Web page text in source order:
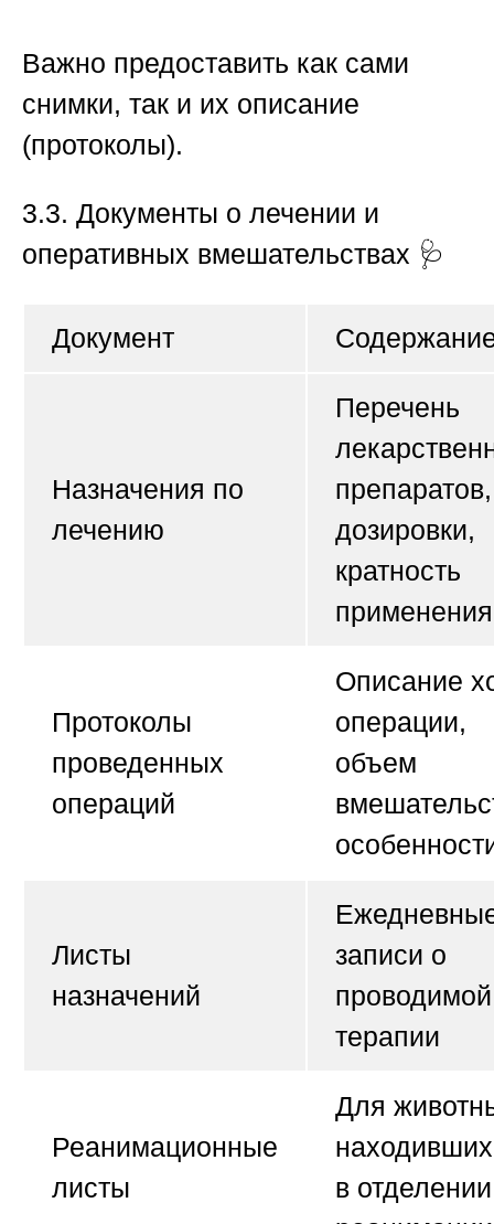
Важно предоставить как сами
снимки, так и их описание
(протоколы).
3.3. Документы о лечении и
оперативных вмешательствах 🩺
Документ
Назначения по
лечению
Перечень
препаратов,
дозировки,
кратность
применения
Протоколы
проведенных
операций
Описание
операции,
объем
Листы
назначений
записи о
проводимой
терапии
Реанимационные
листы
Для
в отделении